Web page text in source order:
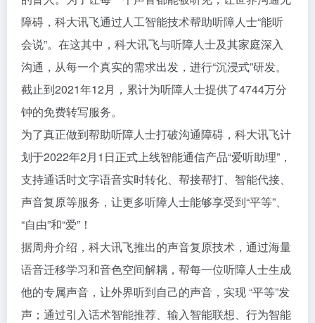
障碍，科大讯飞通过人工智能技术帮助听障人士“能听
会说”。在这其中，科大讯飞与听障人士及其家庭深入
沟通，从每一个真实的需求出发，进行“沉浸式”研发。
截止到2021年12月，累计为听障人士提供了4744万分
钟的免费转写服务。
为了真正做到帮助听障人士打破沟通障碍，科大讯飞计
划于2022年2月1日正式上线智能通信产品“爱听助理”，
支持通话时文字语音实时转化、帮接帮打、智能代接、
声音复原等服务，让更多听障人士能够享受到“平等”、
“自由”和“爱”！
据周舟介绍，科大讯飞推出的声音复原技术，通过海量
语音迁移学习和音色空间解耦，帮每一位听障人士生成
他的专属声音，让外界听到自己的声音，实现 “平等”发
声；通过引入话术智能推荐、输入智能联想、行为智能